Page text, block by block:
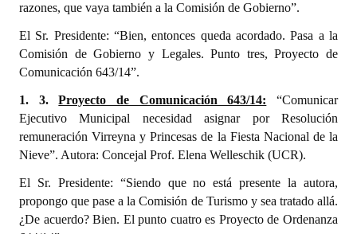
Periodistas Decanos - Registro
Banca del Vecino - Registro
Huéspedes de Honor - Registro
Antiguos Pobladores - Registro
Reconocimientos - Registro
razones, que vaya también a la Comisión de Gobierno”.
El Sr. Presidente: “Bien, entonces queda acordado. Pasa a la
Comisión de Gobierno y Legales. Punto tres, Proyecto de
Comunicación 643/14”.
1. 3.Proyecto de Comunicación 643/14: “Comunicar
Ejecutivo Municipal necesidad asignar por Resolución
remuneración Virreyna y Princesas de la Fiesta Nacional de la
Nieve”. Autora: Concejal Prof. Elena Welleschik (UCR).
El Sr. Presidente: “Siendo que no está presente la autora,
propongo que pase a la Comisión de Turismo y sea tratado allá.
¿De acuerdo? Bien. El punto cuatro es Proyecto de Ordenanza